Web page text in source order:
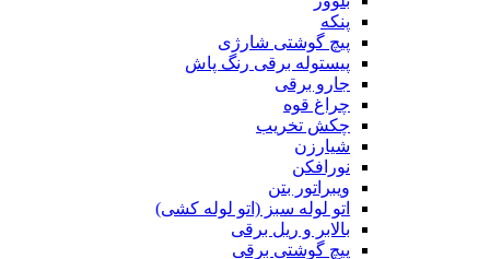
پنکه
پیچ گوشتی شارژی
پیستوله برقی رنگ پاش
جارو برقی
چراغ قوه
چکش تخریب
شیارزن
نورافکن
ویبراتور بتن
اتو لوله سبز (اتو لوله کشی)
بالابر و ریل برقی
پیچ گوشتی برقی